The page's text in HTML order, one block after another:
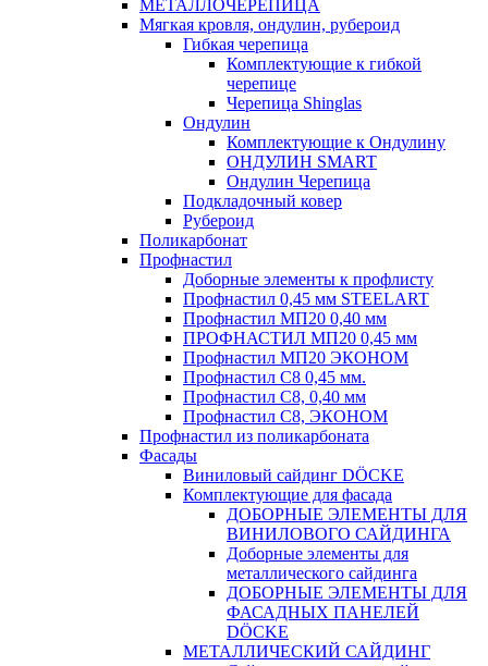
МЕТАЛЛОЧЕРЕПИЦА
Мягкая кровля, ондулин, рубероид
Гибкая черепица
Комплектующие к гибкой
черепице
Черепица Shinglas
Ондулин
Комплектующие к Ондулину
ОНДУЛИН SMART
Ондулин Черепица
Подкладочный ковер
Рубероид
Поликарбонат
Профнастил
Доборные элементы к профлисту
Профнастил 0,45 мм STEELART
Профнастил МП20 0,40 мм
ПРОФНАСТИЛ МП20 0,45 мм
Профнастил МП20 ЭКОНОМ
Профнастил С8 0,45 мм.
Профнастил С8, 0,40 мм
Профнастил С8, ЭКОНОМ
Профнастил из поликарбоната
Фасады
Виниловый сайдинг DÖCKE
Комплектующие для фасада
ДОБОРНЫЕ ЭЛЕМЕНТЫ ДЛЯ
ВИНИЛОВОГО САЙДИНГА
Доборные элементы для
металлического сайдинга
ДОБОРНЫЕ ЭЛЕМЕНТЫ ДЛЯ
ФАСАДНЫХ ПАНЕЛЕЙ
DÖCKE
МЕТАЛЛИЧЕСКИЙ САЙДИНГ